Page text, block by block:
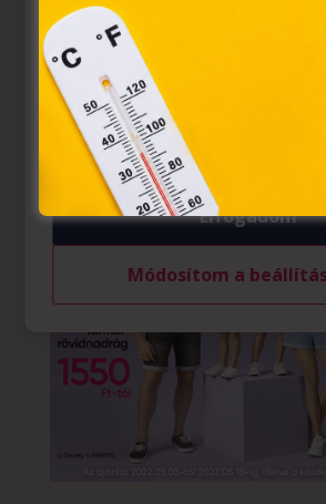
információs társadalommal
egyes kérdéseiről szóló 2001. évi CVIII.
az Európai Unió előírásainak
Azon weblapoknak, melyek az Európai
belül működnek, a „sütik"
felhasználó számítógépén vagy egyéb
tárolásához a felhasználók
Elfogadom
Módosítom a